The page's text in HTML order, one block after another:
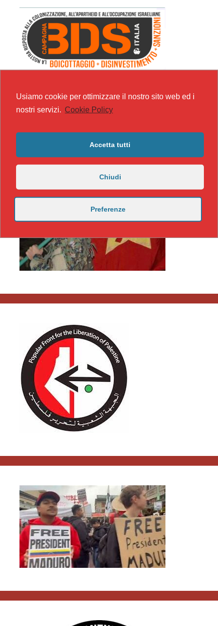
Usiamo cookie per ottimizzare il nostro sito web ed i
nostri servizi. Cookie Policy
Accetta tutti
Chiudi
Preferenze